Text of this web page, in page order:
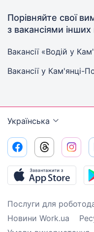
Порівняйте свої
з вакансіями
Вакансії «Водій у
Вакансії у Кам'янці-
Українська
Послуги для
Новини Work.ua